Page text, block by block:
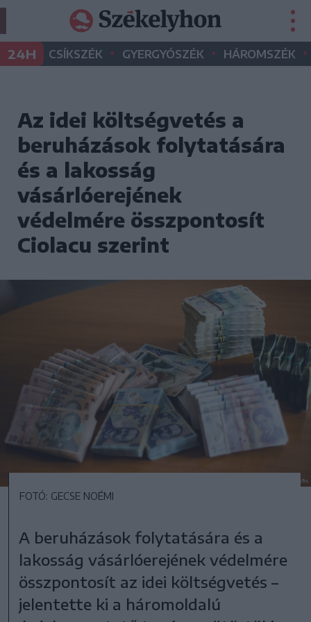
24H CSÍKSZÉK • GYERGYÓSZÉK • HÁROMSZÉK •
Az idei költségvetés a
beruházások folytatására
és a lakosság
vásárlóerejének
védelmére összpontosít
Ciolacu szerint
FOTÓ: GECSE NOÉMI
A beruházások folytatására és a
lakosság vásárlóerejének védelmére
összpontosít az idei költségvetés –
jelentette ki a háromoldalú